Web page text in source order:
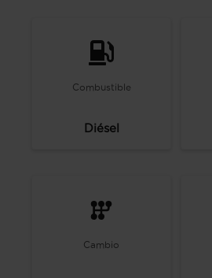
Combustible
Diésel
Cambio